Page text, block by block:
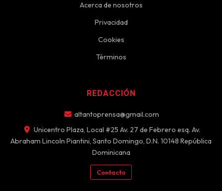
Acerca de nosotros
Privacidad
Cookies
Términos
REDACCIÓN
altantoprensa@gmail.com
Unicentro Plaza, Local #25 Av. 27 de Febrero esq. Av.
Abraham Lincoln Piantini, Santo Domingo, D.N. 10148 República
Dominicana
Contacto